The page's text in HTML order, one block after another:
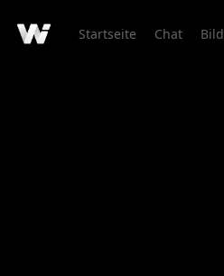
Startseite Chat Bild